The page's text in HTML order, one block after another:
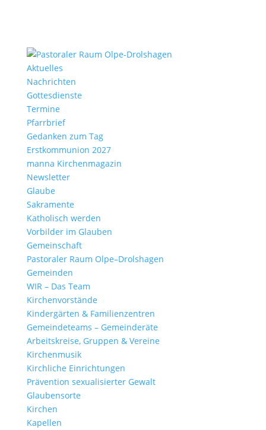
Aktu­elles
Nach­richten
Gottes­dienste
Termine
Pfarr­brief
Gedanken zum Tag
Erst­kom­mu­nion 2027
manna Kirchen­ma­gazin
News­letter
Glaube
Sakra­mente
Katho­lisch werden
Vorbilder im Glauben
Gemein­schaft
Pasto­raler Raum Olpe–Drolshagen
Gemeinden
WIR – Das Team
Kirchen­vor­stände
Kinder­gärten & Familienzentren
Gemein­de­teams – Gemeinderäte
Arbeits­kreise, Gruppen & Vereine
Kirchen­musik
Kirch­liche Einrichtungen
Präven­tion sexua­li­sierter Gewalt
Glau­ben­s­orte
Kirchen
Kapellen